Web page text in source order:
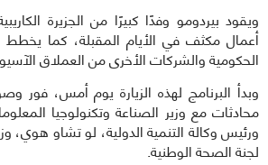
ويقود بيردومو وفدًا كبيرًا من الجزيرة
أعمال مكثف في الأيام المقبلة، كما
الحكومية والشركات الأخرى من العملاق
وبدأ البرنامج لهذه الزيارة يوم أمس، فور
محادثات مع وزير الصناعة وتكنولوجيا
ورئيس وكالة التنمية الدولية، لو تشاو هوي،
لجنة الصحة الوطنية.